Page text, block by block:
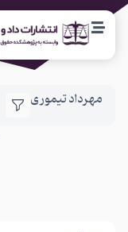
مهرداد تیموری